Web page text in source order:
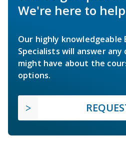
We're here to
Our highly knowledgeable
Specialists will answer
might have about the
options.